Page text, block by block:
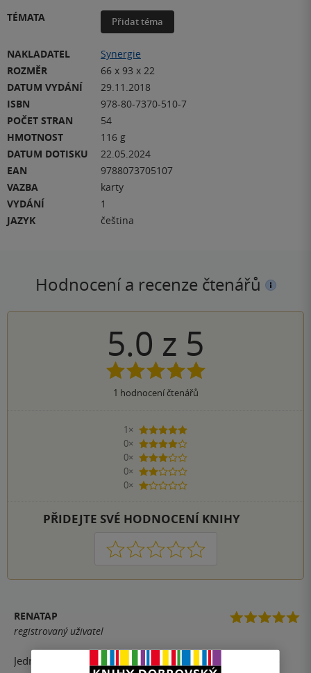
TÉMATA
Přidat téma
NAKLADATEL
Synergie
ROZMĚR
66 x 93 x 22
DATUM VYDÁNÍ
29.11.2018
ISBN
978-80-7370-510-7
POČET STRAN
54
HMOTNOST
116 g
DATUM DOTISKU
22.05.2024
EAN
9788073705107
VAZBA
karty
VYDÁNÍ
1
JAZYK
čeština
Hodnocení a recenze čtenářů
5.0 z 5
1 hodnocení čtenářů
1×
5 hvězdiček
0×
4 hvězdičky
0×
3 hvězdičky
0×
2 hvězdičky
0×
1 hvezdička
PŘIDEJTE SVÉ HODNOCENÍ KNIHY
1 2 3 4 5
RENATAP
registrovaný uživatel
Jedno jsem s Myšlenkami srdce zjistila. Moje srdce rádo